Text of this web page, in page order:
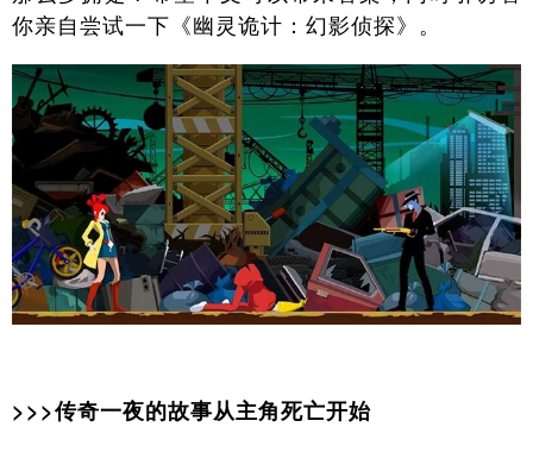
你亲自尝试一下《幽灵诡计：幻影侦探》。
>>>传奇一夜的故事从主角死亡开始